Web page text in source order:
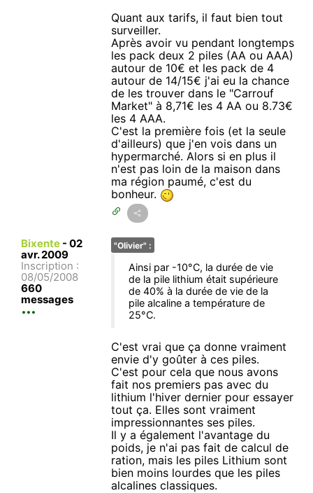
Quant aux tarifs, il faut bien tout
surveiller.
Après avoir vu pendant longtemps
les pack deux 2 piles (AA ou AAA)
autour de 10€ et les pack de 4
autour de 14/15€ j'ai eu la chance
de les trouver dans le "Carrouf
Market" à 8,71€ les 4 AA ou 8.73€
les 4 AAA.
C'est la première fois (et la seule
d'ailleurs) que j'en vois dans un
hypermarché. Alors si en plus il
n'est pas loin de la maison dans
ma région paumé, c'est du
bonheur.
Bixente - 02
avr. 2009
Inscription :
08/05/2008
660
messages
"Olivier" :
Ainsi par -10°C, la durée de vie
de la pile lithium était supérieure
de 40% à la durée de vie de la
pile alcaline a température de
25°C.
C'est vrai que ça donne vraiment
envie d'y goûter à ces piles.
C'est pour cela que nous avons
fait nos premiers pas avec du
lithium l'hiver dernier pour essayer
tout ça. Elles sont vraiment
impressionnantes ses piles.
Il y a également l'avantage du
poids, je n'ai pas fait de calcul de
ration, mais les piles Lithium sont
bien moins lourdes que les piles
alcalines classiques.